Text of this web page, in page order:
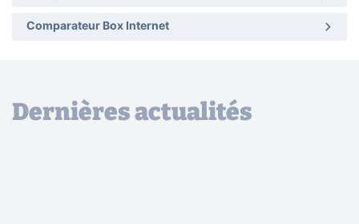
Comparateur Box Internet
Dernières actualités